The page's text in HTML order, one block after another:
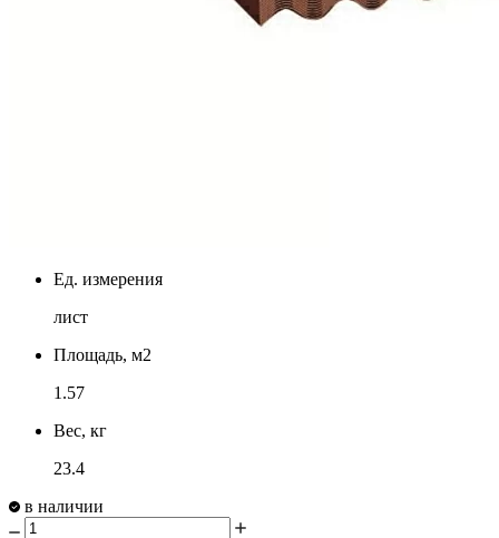
Ед. измерения
лист
Площадь, м2
1.57
Вес, кг
23.4
в наличии